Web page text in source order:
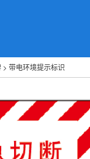
> 带电环境提示标识
作中的